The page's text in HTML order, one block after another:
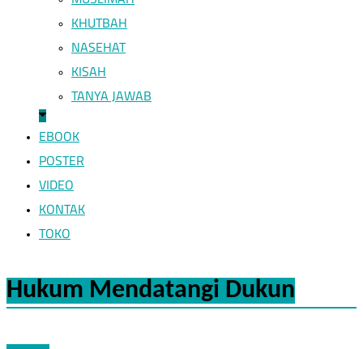
KHUTBAH
NASEHAT
KISAH
TANYA JAWAB
EBOOK
POSTER
VIDEO
KONTAK
TOKO
Hukum Mendatangi Dukun